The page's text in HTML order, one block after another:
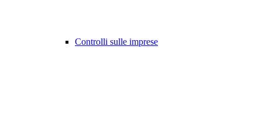
Controlli sulle imprese